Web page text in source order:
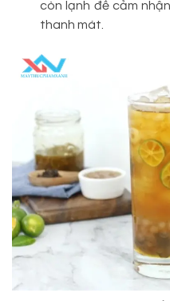
còn lạnh để cảm
thanh mát.